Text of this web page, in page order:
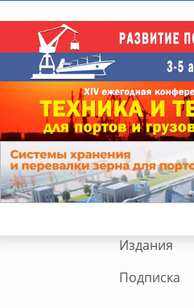
Издания
Подписка